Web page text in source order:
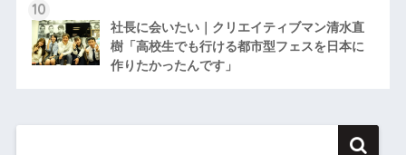
社長に会いたい｜クリエイティブマン清水直
樹「高校生でも行ける都市型フェスを日本に
作りたかったんです」